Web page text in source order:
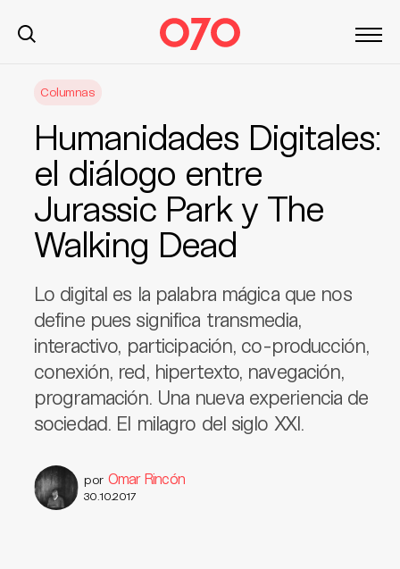
Columnas
Humanidades Digitales:
el diálogo entre
Jurassic Park y The
Walking Dead
Lo digital es la palabra mágica que nos
define pues significa transmedia,
interactivo, participación, co-producción,
conexión, red, hipertexto, navegación,
programación. Una nueva experiencia de
sociedad. El milagro del siglo XXI.
por Omar Rincón
30.10.2017